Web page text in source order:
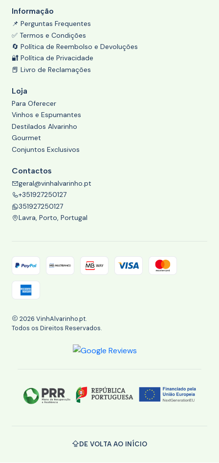
Informação
📌 Perguntas Frequentes
✅ Termos e Condições
🔄 Política de Reembolso e Devoluções
🔐 Política de Privacidade
📕 Livro de Reclamações
Loja
Para Oferecer
Vinhos e Espumantes
Destilados Alvarinho
Gourmet
Conjuntos Exclusivos
Contactos
geral@vinhalvarinho.pt
+351927250127
351927250127
Lavra, Porto, Portugal
2026 VinhAlvarinho.pt.
Todos os Direitos Reservados.
DE VOLTA AO INÍCIO